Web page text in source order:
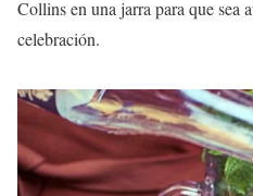
Collins en una jarra para que sea
celebración.